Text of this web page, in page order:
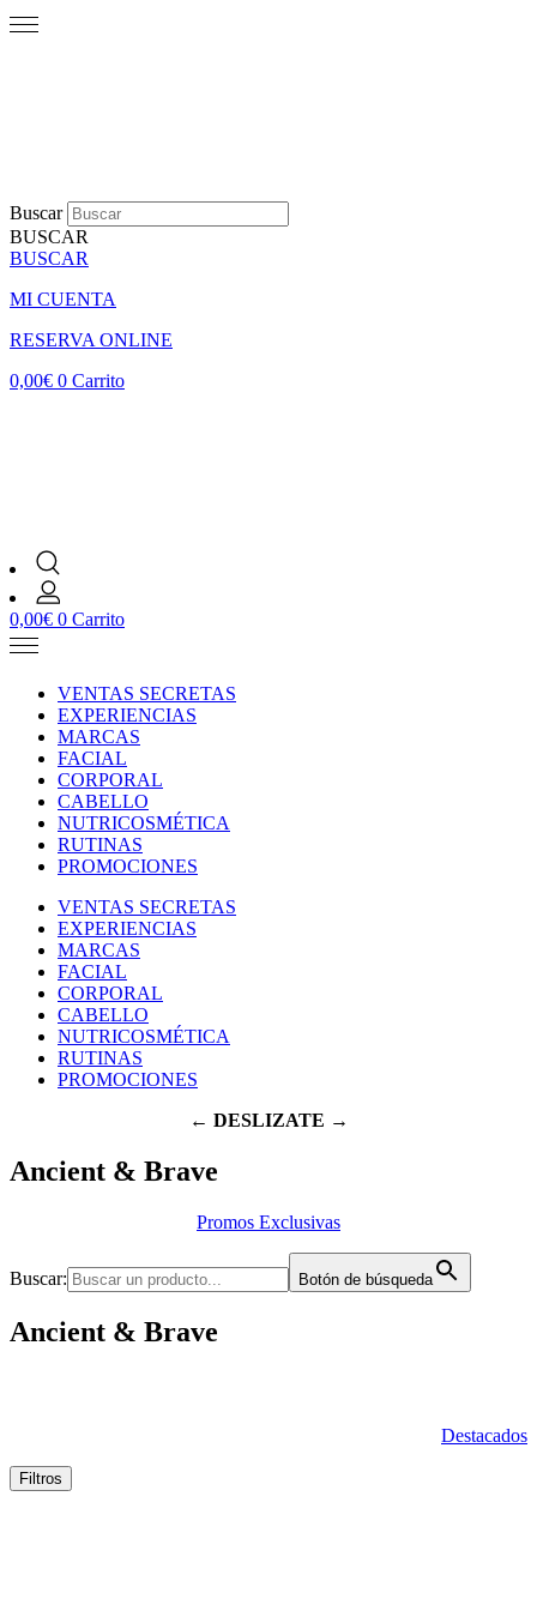
Buscar
BUSCAR
BUSCAR
MI CUENTA
RESERVA ONLINE
0,00€ 0 Carrito
0,00€ 0 Carrito
VENTAS SECRETAS
EXPERIENCIAS
MARCAS
FACIAL
CORPORAL
CABELLO
NUTRICOSMÉTICA
RUTINAS
PROMOCIONES
VENTAS SECRETAS
EXPERIENCIAS
MARCAS
FACIAL
CORPORAL
CABELLO
NUTRICOSMÉTICA
RUTINAS
PROMOCIONES
← DESLIZATE →
Ancient & Brave
Promos Exclusivas
Buscar: Botón de búsqueda
Ancient & Brave
Destacados
Filtros